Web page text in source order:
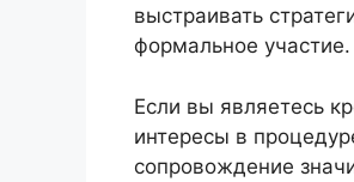
выстраивать
формальное участие.
Если вы являетесь
интересы в
сопровождение